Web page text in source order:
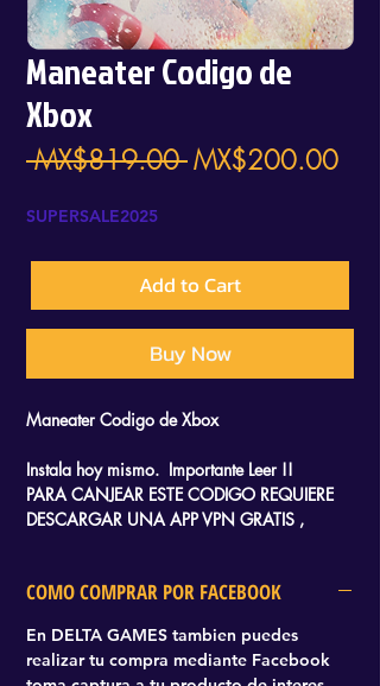
Maneater Codigo de
Xbox
MX$819.00 Regular
MX$200.00Sale
SUPERSALE2025
Add to Cart
Buy Now
Maneater Codigo de Xbox
Instala hoy mismo. Importante Leer !!
PARA CANJEAR ESTE CODIGO REQUIERE
DESCARGAR UNA APP VPN GRATIS ,
NECESITAS AYUDA DE TU CELULAR.
COMO COMPRAR POR FACEBOOK
En DELTA GAMES tambien puedes
realizar tu compra mediante Facebook